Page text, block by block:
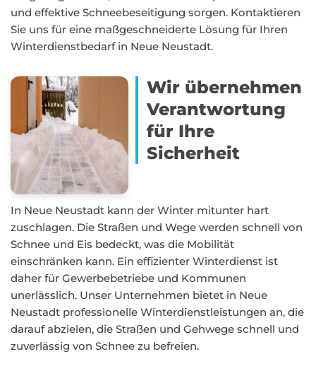
und effektive Schneebeseitigung sorgen. Kontaktieren
Sie uns für eine maßgeschneiderte Lösung für Ihren
Winterdienstbedarf in Neue Neustadt.
Wir übernehmen
Verantwortung
für Ihre
Sicherheit
In Neue Neustadt kann der Winter mitunter hart
zuschlagen. Die Straßen und Wege werden schnell von
Schnee und Eis bedeckt, was die Mobilität
einschränken kann. Ein effizienter Winterdienst ist
daher für Gewerbebetriebe und Kommunen
unerlässlich. Unser Unternehmen bietet in Neue
Neustadt professionelle Winterdienstleistungen an, die
darauf abzielen, die Straßen und Gehwege schnell und
zuverlässig von Schnee zu befreien.